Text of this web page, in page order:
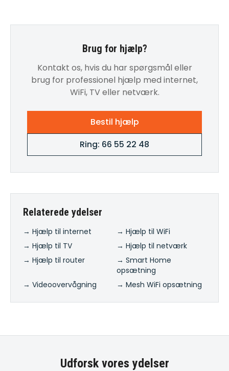
Brug for hjælp?
Kontakt os, hvis du har spørgsmål eller
brug for professionel hjælp med internet,
WiFi, TV eller netværk.
Bestil hjælp
Ring: 66 55 22 48
Relaterede ydelser
→ Hjælp til internet
→ Hjælp til WiFi
→ Hjælp til TV
→ Hjælp til netværk
→ Hjælp til router
→ Smart Home
opsætning
→ Videoovervågning
→ Mesh WiFi opsætning
Udforsk vores ydelser